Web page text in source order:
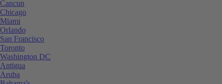
Cancun
Chicago
Miami
Orlando
San Francisco
Toronto
Washington DC
Antigua
Aruba